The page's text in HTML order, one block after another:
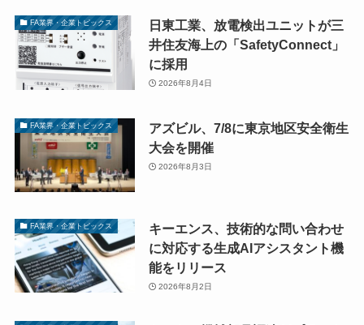
FA業界・企業トピックス
日東工業、放電検出ユニットが三
井住友海上の「SafetyConnect」
に採用
2026年8月4日
FA業界・企業トピックス
アズビル、7/8に東京地区安全衛生
大会を開催
2026年8月3日
FA業界・企業トピックス
キーエンス、技術的な問い合わせ
に対応する生成AIアシスタント機
能をリリース
2026年8月2日